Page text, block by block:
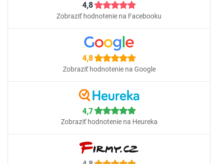
4,8
Zobraziť hodnotenie na Facebooku
4,8
Zobraziť hodnotenie na Google
4,7
Zobraziť hodnotenie na Heureka